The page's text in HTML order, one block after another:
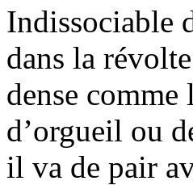
Indissociable
dans la
dense
d’orgueil ou
il va de pair